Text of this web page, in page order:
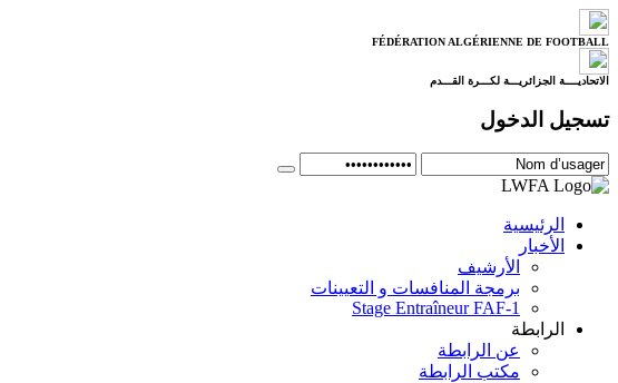
FÉDÉRATION ALGÉRIENNE DE FOOTBALL
الاتحاديــــة الجزائريـــة لكـــرة القـــدم
تسجيل الدخول
الرئيسية
الأخبار
الأرشيف
برمجة المنافسات و التعيينات
Stage Entraîneur FAF-1
الرابطة
عن الرابطة
مكتب الرابطة